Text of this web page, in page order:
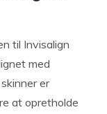
til Invisalign
med
er
at opretholde